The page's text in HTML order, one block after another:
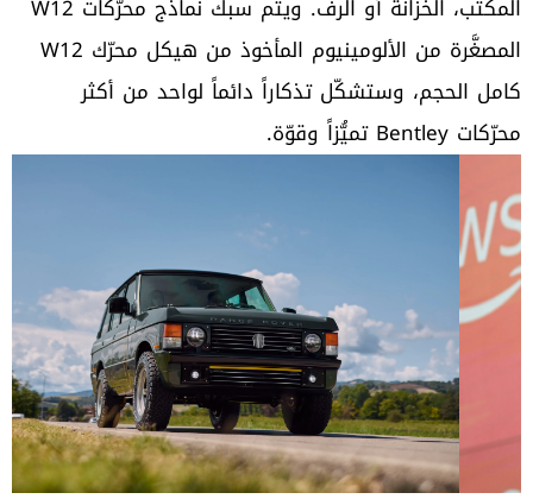
المكتب، الخزانة أو الرف. ويتم سبك نماذج محرّكات W12
المصغَّرة من الألومينيوم المأخوذ من هيكل محرّك W12
كامل الحجم، وستشكّل تذكاراً دائماً لواحد من أكثر
محرّكات Bentley تميُّزاً وقوّة.